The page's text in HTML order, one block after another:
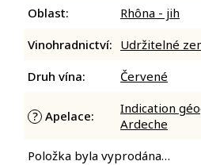
Oblast:
Rhôna - jih
Vinohradnictví: Udržitelné
Druh vína: Červené
? Apelace:
Indication
Ardeche
Položka byla vyprodána…